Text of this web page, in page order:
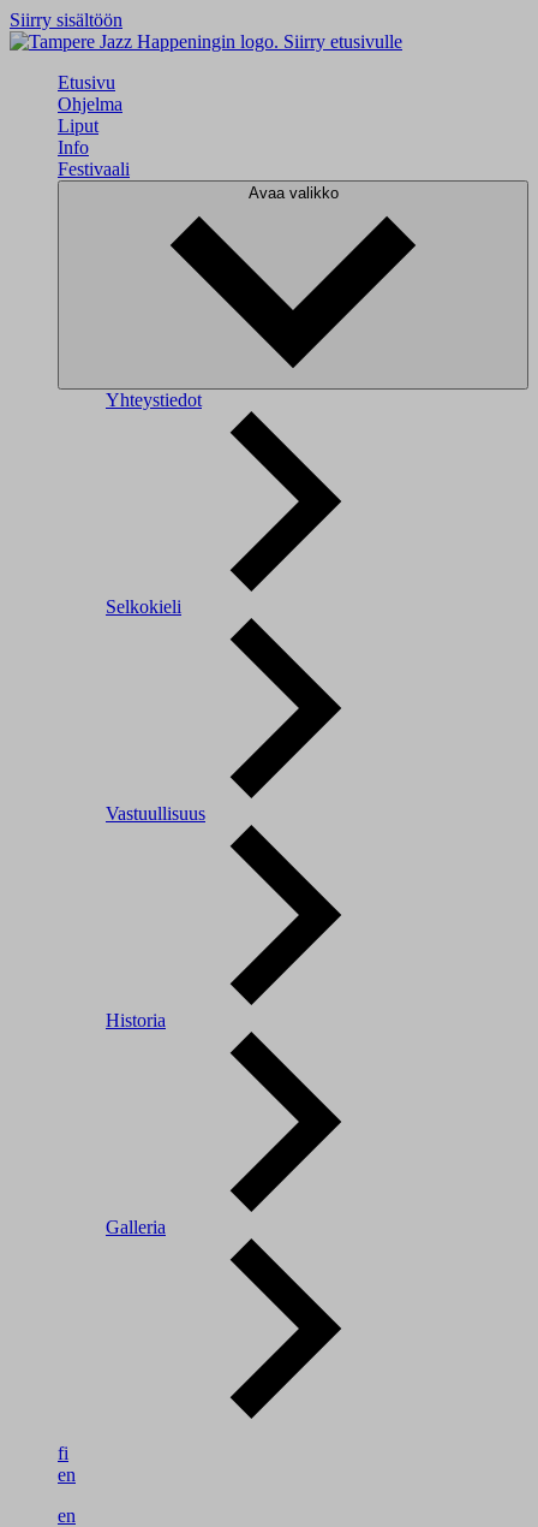
Siirry sisältöön
Siirry etusivulle
Etusivu
Ohjelma
Liput
Info
Festivaali
Avaa valikko
Yhteystiedot
Selkokieli
Vastuullisuus
Historia
Galleria
fi
en
en